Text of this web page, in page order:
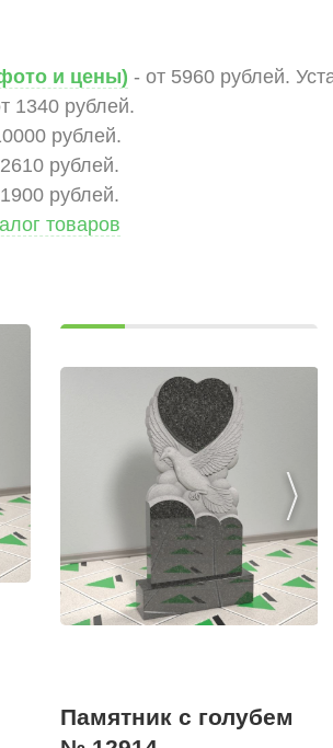
и цены) - от 5960 рублей.
1340 рублей.
рублей.
рублей.
рублей.
товаров
Памятник с голубем